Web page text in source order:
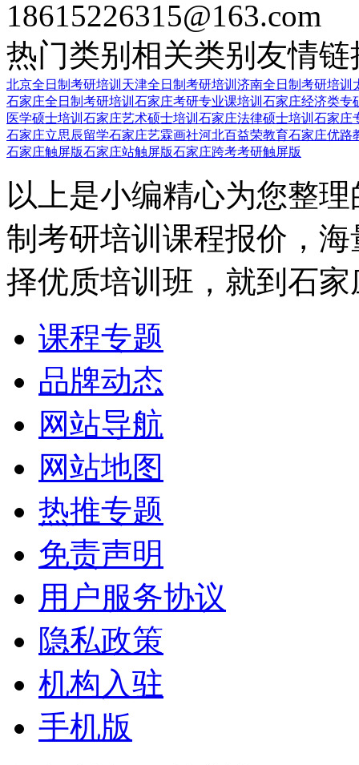
18615226315@163.com
热门类别 相关类别 友情链
北京全日制考研培训 天津全日制考研培训 济南全日制考研培训
石家庄全日制考研培训 石家庄考研专业课培训 石家庄经济类专
医学硕士培训 石家庄艺术硕士培训 石家庄法律硕士培训 石家庄
石家庄立思辰留学石家庄艺霖画社河北百益荣教育石家庄优路
石家庄触屏版石家庄站触屏版石家庄跨考考研触屏版
以上是小编精心为您整
制考研培训课程报价，
择优质培训班，就到石
课程专题
品牌动态
网站导航
网站地图
热推专题
免责声明
用户服务协议
隐私政策
机构入驻
手机版